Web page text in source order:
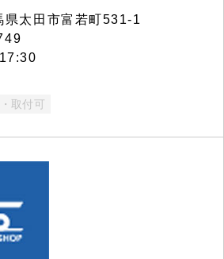
太田市富若町531-1
取付可